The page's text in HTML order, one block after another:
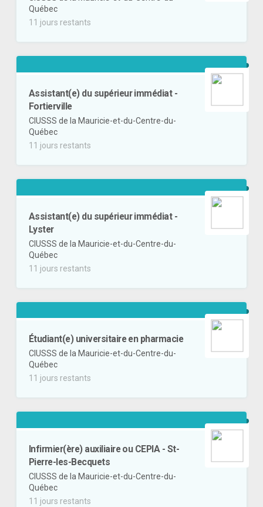
Québec
11 jours restants
Assistant(e) du supérieur immédiat -
Fortierville
CIUSSS de la Mauricie-et-du-Centre-du-
Québec
11 jours restants
Assistant(e) du supérieur immédiat -
Lyster
CIUSSS de la Mauricie-et-du-Centre-du-
Québec
11 jours restants
Étudiant(e) universitaire en pharmacie
CIUSSS de la Mauricie-et-du-Centre-du-
Québec
11 jours restants
Infirmier(ère) auxiliaire ou CEPIA - St-
Pierre-les-Becquets
CIUSSS de la Mauricie-et-du-Centre-du-
Québec
11 jours restants